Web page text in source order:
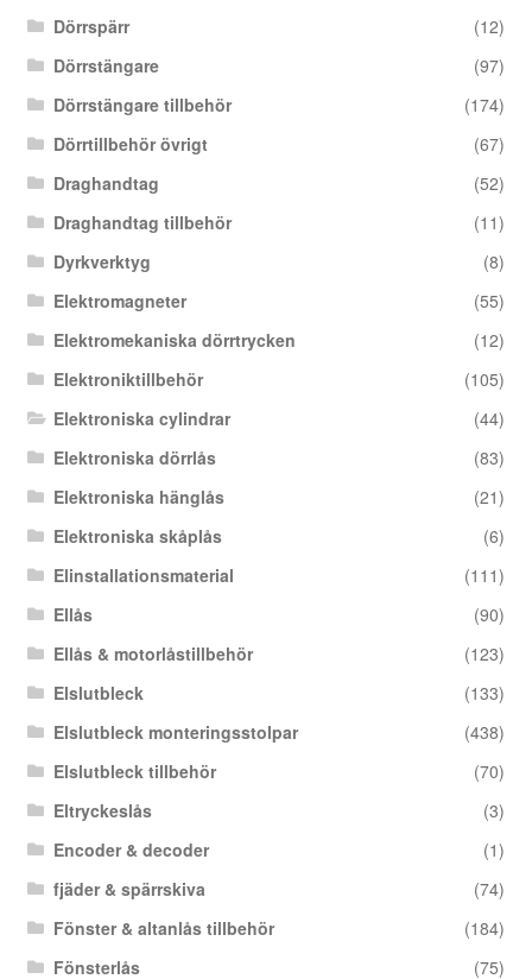
Dörrspärr
(12)
Dörrstängare
(97)
Dörrstängare tillbehör
(174)
Dörrtillbehör övrigt
(67)
Draghandtag
(52)
Draghandtag tillbehör
(11)
Dyrkverktyg
(8)
Elektromagneter
(55)
Elektromekaniska dörrtrycken
(12)
Elektroniktillbehör
(105)
Elektroniska cylindrar
(44)
Elektroniska dörrlås
(83)
Elektroniska hänglås
(21)
Elektroniska skåplås
(6)
Elinstallationsmaterial
(111)
Ellås
(90)
Ellås & motorlåstillbehör
(123)
Elslutbleck
(133)
Elslutbleck monteringsstolpar
(438)
Elslutbleck tillbehör
(70)
Eltryckeslås
(3)
Encoder & decoder
(1)
fjäder & spärrskiva
(74)
Fönster & altanlås tillbehör
(184)
Fönsterlås
(75)